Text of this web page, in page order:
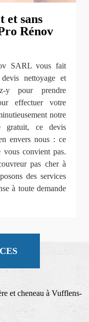
et sans
Rénov
SARL vous fait
nettoyage et
y pour prendre
effectuer votre
notre
gratuit, ce devis
envers nous : ce
convient pas.
pas cher à
des services
à toute demande
et cheneau à Vufflens-